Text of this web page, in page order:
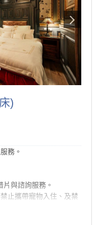
)
務。
與諮詢服務。
止攜帶寵物入住、及禁
安全及避免父母有渡假